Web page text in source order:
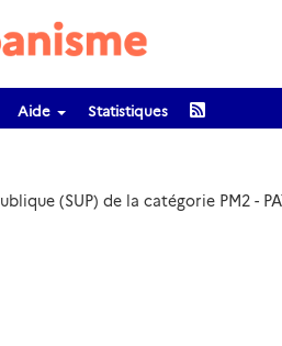
Aide Statistiques
(SUP) de la catégorie PM2 -